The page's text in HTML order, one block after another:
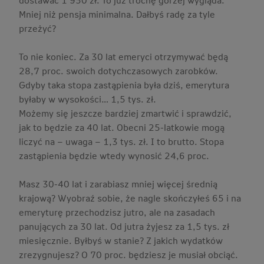
Mniej niż pensja minimalna. Dałbyś radę za tyle
przeżyć?
To nie koniec. Za 30 lat emeryci otrzymywać będą
28,7 proc. swoich dotychczasowych zarobków.
Gdyby taka stopa zastąpienia była dziś, emerytura
byłaby w wysokości… 1,5 tys. zł.
Możemy się jeszcze bardziej zmartwić i sprawdzić,
jak to będzie za 40 lat. Obecni 25-latkowie mogą
liczyć na – uwaga – 1,3 tys. zł. I to brutto. Stopa
zastąpienia będzie wtedy wynosić 24,6 proc.
Masz 30-40 lat i zarabiasz mniej więcej średnią
krajową? Wyobraź sobie, że nagle skończyłeś 65 i na
emeryturę przechodzisz jutro, ale na zasadach
panujących za 30 lat. Od jutra żyjesz za 1,5 tys. zł
miesięcznie. Byłbyś w stanie? Z jakich wydatków
zrezygnujesz? O 70 proc. będziesz je musiał obciąć.